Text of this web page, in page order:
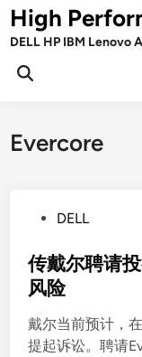
Skip
toHigh
DELL HP IBM Lenovo
Open
Evercore
s
t
d
i
DELL
传戴尔聘请
风险
戴尔当前预计，
提起诉讼。聘请